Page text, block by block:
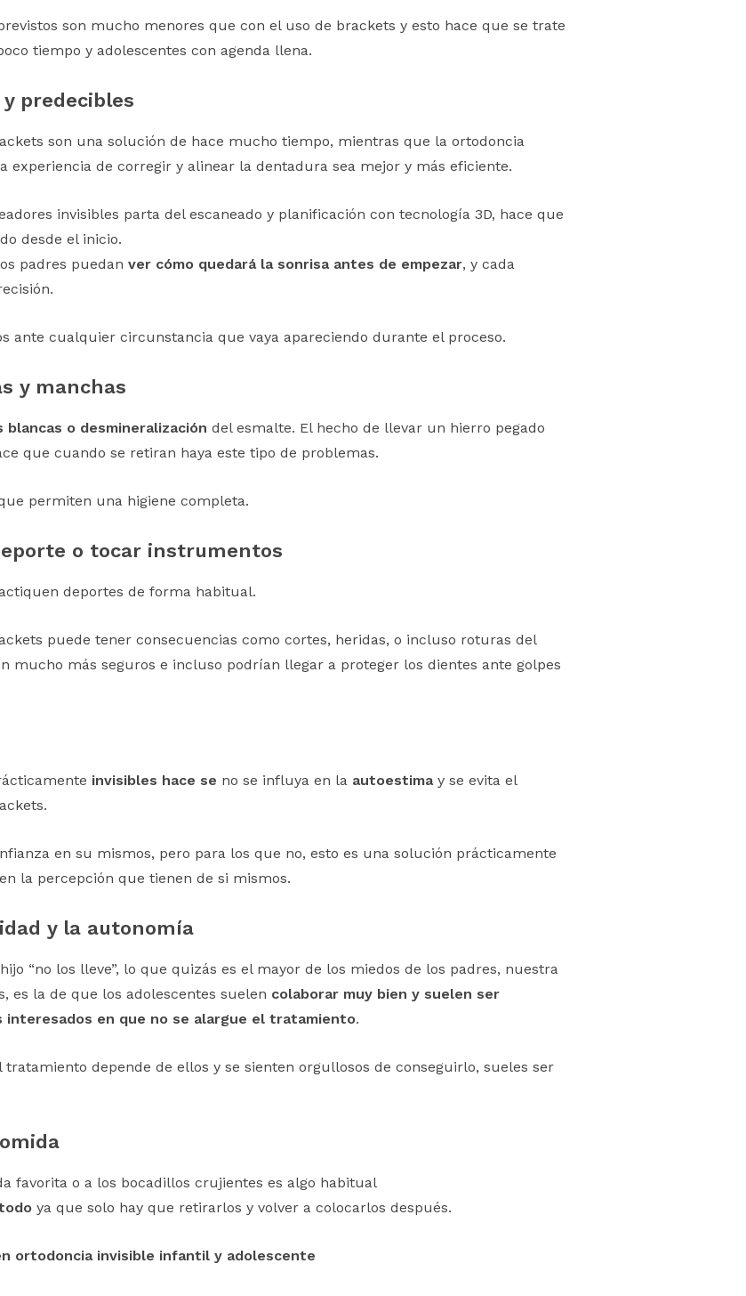
son mucho menores que con el uso de brackets y esto hace que se trate
tiempo y adolescentes con agenda llena.
predecibles
son una solución de hace mucho tiempo, mientras que la ortodoncia
experiencia de corregir y alinear la dentadura sea mejor y más eficiente.
invisibles parta del escaneado y planificación con tecnología 3D, hace que
desde el inicio.
padres puedan ver cómo quedará la sonrisa antes de empezar, y cada
ante cualquier circunstancia que vaya apareciendo durante el proceso.
y manchas
blancas o desmineralización del esmalte. El hecho de llevar un hierro pegado
que cuando se retiran haya este tipo de problemas.
permiten una higiene completa.
o tocar instrumentos
deportes de forma habitual.
puede tener consecuencias como cortes, heridas, o incluso roturas del
mucho más seguros e incluso podrían llegar a proteger los dientes ante golpes
invisibles hace se no se influya en la autoestimay se evita el
en su mismos, pero para los que no, esto es una solución prácticamente
la percepción que tienen de si mismos.
y la autonomía
“no los lleve”, lo que quizás es el mayor de los miedos de los padres, nuestra
es la de que los adolescentes suelen colaborar muy bien y suelen ser
interesados en que no se alargue el tratamiento.
depende de ellos y se sienten orgullosos de conseguirlo, sueles ser
favorita o a los bocadillos crujientes es algo habitual
ya que solo hay que retirarlos y volver a colocarlos después.
ortodoncia invisible infantil y adolescente